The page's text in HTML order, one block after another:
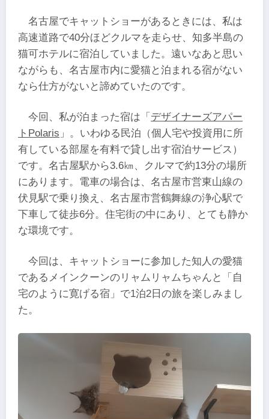
名古屋でキャットショーがあるときには、私は
高速道路で40分ほどクルマを走らせ、知多半島の
猫可ホテルに宿泊していました。遠いなあと思い
ながらも、名古屋市内に愛猫と泊まれる宿がない
なら仕方がないと諦めていたのです。
今回、私が泊まった宿は「 デザイナーズアパー
トPolaris 」。いわゆる民泊（個人宅や投資用に所
有している部屋を有料で貸し出す宿泊サービス）
です。名古屋駅から3.6㎞、クルマで約13分の場所
にあります。電車の場合は、名古屋市営東山線の
伏見駅で乗り換え、名古屋市営鶴舞線の浄心駅で
下車して徒歩6分。住宅街の中にあり、とても静か
な環境です。
今回は、キャットショーに参加した知人の愛猫
であるメインクーンのリャムリャムちゃんと「自
宅のように寛げる宿」で1泊2日の旅を楽しみまし
た。